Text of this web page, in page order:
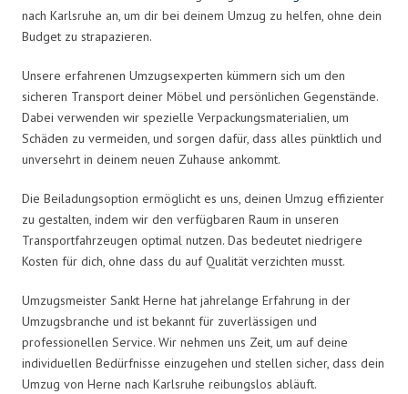
nach Karlsruhe an, um dir bei deinem Umzug zu helfen, ohne dein
Budget zu strapazieren.
Unsere erfahrenen Umzugsexperten kümmern sich um den
sicheren Transport deiner Möbel und persönlichen Gegenstände.
Dabei verwenden wir spezielle Verpackungsmaterialien, um
Schäden zu vermeiden, und sorgen dafür, dass alles pünktlich und
unversehrt in deinem neuen Zuhause ankommt.
Die Beiladungsoption ermöglicht es uns, deinen Umzug effizienter
zu gestalten, indem wir den verfügbaren Raum in unseren
Transportfahrzeugen optimal nutzen. Das bedeutet niedrigere
Kosten für dich, ohne dass du auf Qualität verzichten musst.
Umzugsmeister Sankt Herne hat jahrelange Erfahrung in der
Umzugsbranche und ist bekannt für zuverlässigen und
professionellen Service. Wir nehmen uns Zeit, um auf deine
individuellen Bedürfnisse einzugehen und stellen sicher, dass dein
Umzug von Herne nach Karlsruhe reibungslos abläuft.